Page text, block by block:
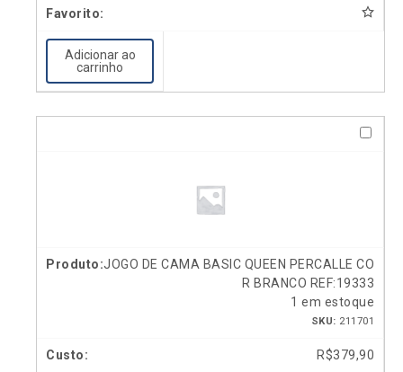
Adicionar ao
carrinho
JOGO DE CAMA BASIC QUEEN PERCALLE CO
R BRANCO REF:19333
1 em estoque
SKU: 211701
R$379,90